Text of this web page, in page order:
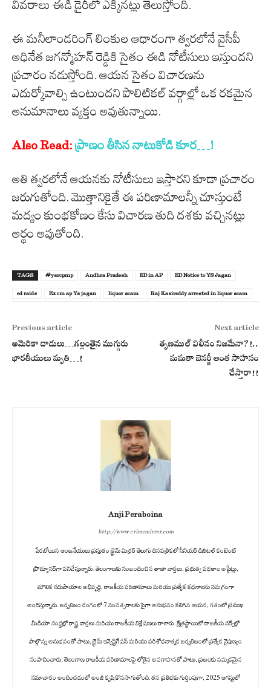
వివరాలు ఈడి డైరీలో ఎక్కినట్లు తెలుస్తోంది.
ఈ మనీలాండరింగ్ లింకుల ఆధారంగా త్వరలోనే వైసీపీ
అధినేత జగన్మోహన్ రెడ్డికి సైతం ఈడి నోటీసులు ఇస్తుందని
ప్రచారం నడుస్తోంది. ఆయన సైతం విచారణను
ఎదుర్కోవాల్సి ఉంటుందని పొలిటికల్ వర్గాల్లో ఒక రకమైన
అనుమానాలు వ్యక్తం అవుతున్నాయి.
Also Read: ప్రాణం తీసిన నాటుకోడి కూర‌…!
అతి త్వరలోనే ఆయనకు నోటీసులు ఇస్తారని కూడా ప్రచారం
జరుగుతోంది. మొత్తానికైతే ఈ పరిణామాలన్నీ చూస్తుంటే
మద్యం కుంభకోణం కేసు విచారణ తుది దశకు వచ్చినట్లు
అర్థం అవుతోంది.
TAGS #ysrcpmp Andhra Pradesh ED in AP ED Notice to YS Jagan
ed raids Ex cm ap Ys jagan liquor scam Raj Kasireddy arrested in liquor scam
Previous article
అమెరికా దాడులు…గ‌ల్లంతైన ముగ్గురు
భార‌తీయులు మృతి…!
Next article
తృణముల్ విలీనం నిజమేనా?!..
మమతా బెనర్జీ అంత సాహసం
చేస్తారా!!
Anji Peraboina
http://www.crimemirror.com
పేరబోయిన ఆంజనేయులు ప్రస్తుతం క్రైమ్ మిర్రర్ తెలుగు దినపత్రికలో సీనియర్ డిజిటల్ కంటెంట్
ప్రొడ్యూసర్‌గా పనిచేస్తున్నారు. తెలంగాణకు సంబంధించిన తాజా వార్తలు, ప్రభుత్వ పథకాల అప్డేట్లు,
మౌలిక సదుపాయాల అభివృద్ధి, రాజకీయ పరిణామాలు మరియు ప్రత్యేక కథనాలను సమగ్రంగా
అందిస్తున్నారు. జర్నలిజం రంగంలో 7 సంవత్సరాలకు పైగా అనుభవం కలిగిన ఆయన, గతంలో ప్రముఖ
మీడియా సంస్థల్లో రాష్ట్ర వార్తలు మరియు రాజకీయ విశ్లేషణలు రాశారు. క్షేత్రస్థాయిలో రాజకీయ సర్వేల్లో
పాల్గొన్న అనుభవంతో పాటు, క్రైమ్ ఇన్వెస్టిగేషన్ మరియు పరిశోధనాత్మక జర్నలిజంలో ప్రత్యేక నైపుణ్యం
సంపాదించారు. తెలంగాణ రాజకీయ పరిణామాలపై లోతైన అవగాహనతో పాటు, ప్రజలకు నమ్మకమైన
సమాచారం అందించడంలో అంజి కృషి కొనసాగుతోంది. తన ప్రతిభకు గుర్తింపుగా, 2025 ఆగస్టులో